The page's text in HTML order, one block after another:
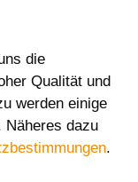
die
Qualität und
werden einige
Näheres dazu
.